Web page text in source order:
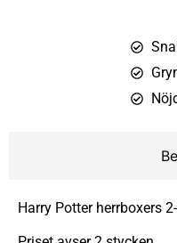
Harry Potter herrboxers